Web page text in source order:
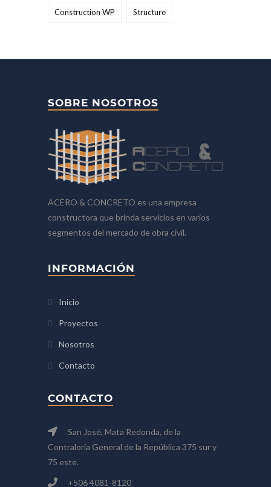
Construction WP Structure
SOBRE NOSOTROS
ACERO & CONCRETO es una empresa
constructora que brinda servicios en varios
segmentos del mercado de obra civil.
INFORMACIÓN
Inicio
Proyectos
Nosotros
Contacto
CONTACTO
San José, Mata Redonda, de la
Contraloría General de la República 375 sur y
75 este.
+506 4081-8120